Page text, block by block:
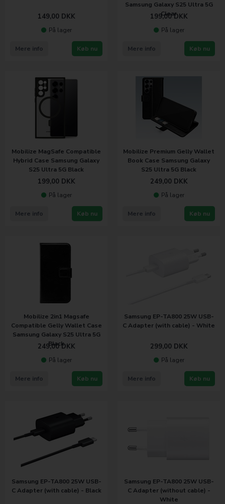
149,00 DKK
På lager
Køb nu
Mere info
Samsung Galaxy S25 Ultra 5G
Clear
199,00DKK
På lager
Køb nu
Mere info
Mobilize MagSafe Compatible
Hybrid Case Samsung Galaxy
S25 Ultra 5G Black
199,00 DKK
På lager
Køb nu
Mere info
Mobilize Premium Gelly Wallet
Book Case Samsung Galaxy
S25 Ultra 5G Black
249,00 DKK
På lager
Køb nu
Mere info
Mobilize 2in1 Magsafe
Compatible Gelly Wallet Case
Samsung Galaxy S25 Ultra 5G
Black
249,00DKK
På lager
Køb nu
Mere info
Samsung EP-TA800 25W USB-
C Adapter (with cable) - White
299,00 DKK
På lager
Køb nu
Mere info
Samsung EP-TA800 25W USB-
C Adapter (with cable) - Black
Samsung EP-TA800 25W USB-
C Adapter (without cable) -
White